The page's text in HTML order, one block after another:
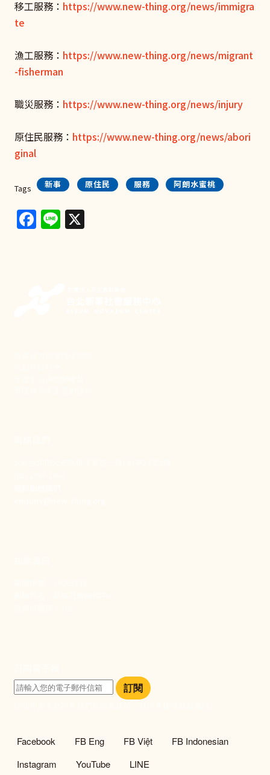
移工服務： https://www.new-thing.org/news/immigra
te
漁工服務： https://www.new-thing.org/news/migrant
-fisherman
職災服務： https://www.new-thing.org/news/injury
原住民服務： https://www.new-thing.org/news/abori
ginal
Tags 新事 原住民 服務 阿朗水蜜桃
Facebook
Line
訂閱
社群選單
Facebook FB Eng FB Việt
FB Indonesian
Instagram
YouTube LINE